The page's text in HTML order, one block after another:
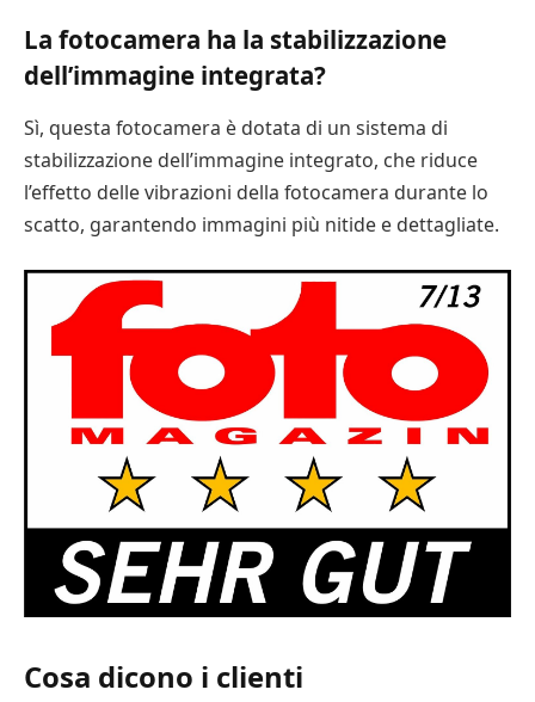
La fotocamera ha la stabilizzazione
dell’immagine integrata?
Sì, questa fotocamera è dotata di un sistema di
stabilizzazione dell’immagine integrato, che riduce
l’effetto delle vibrazioni della fotocamera durante lo
scatto, garantendo immagini più nitide e dettagliate.
Cosa dicono i clienti